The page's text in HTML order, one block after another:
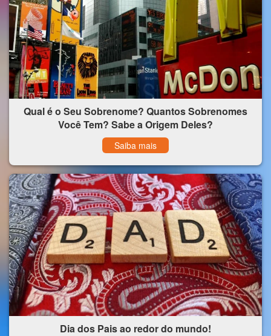
Qual é o Seu Sobrenome? Quantos Sobrenomes
Você Tem? Sabe a Origem Deles?
Saiba mais
Dia dos Pais ao redor do mundo!